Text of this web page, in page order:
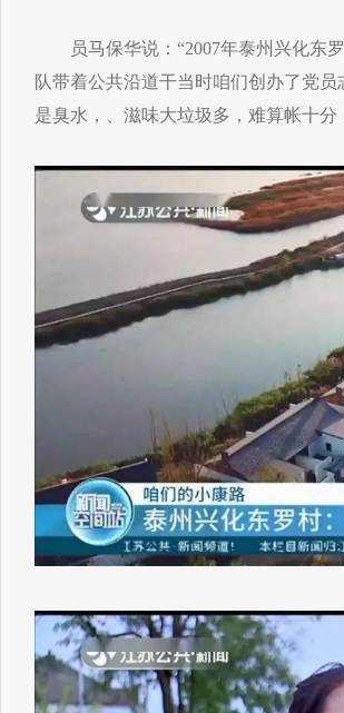
员马保华说：“2007年泰州兴化东罗
队带着公共沿道干当时咱们创办了党
是臭水，、滋味大垃圾多，难算帐十